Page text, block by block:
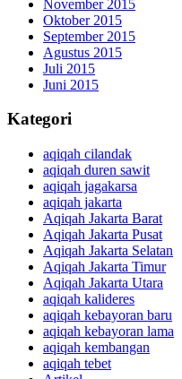
November 2015
Oktober 2015
September 2015
Agustus 2015
Juli 2015
Juni 2015
Kategori
aqiqah cilandak
aqiqah duren sawit
aqiqah jagakarsa
aqiqah jakarta
Aqiqah Jakarta Barat
Aqiqah Jakarta Pusat
Aqiqah Jakarta Selatan
Aqiqah Jakarta Timur
Aqiqah Jakarta Utara
aqiqah kalideres
aqiqah kebayoran baru
aqiqah kebayoran lama
aqiqah kembangan
aqiqah tebet